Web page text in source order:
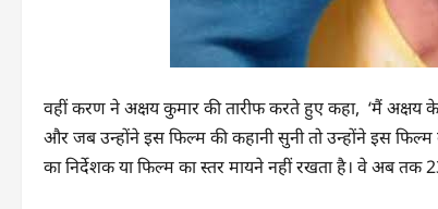
वहीं करण ने अक्षय कुमार की तारीफ करते हुए कहा, ‘मैं अक्षय
और जब उन्होंने इस फिल्म की कहानी सुनी तो उन्होंने इस
का निर्देशक या फिल्म का स्तर मायने नहीं रखता है। वे अब तक